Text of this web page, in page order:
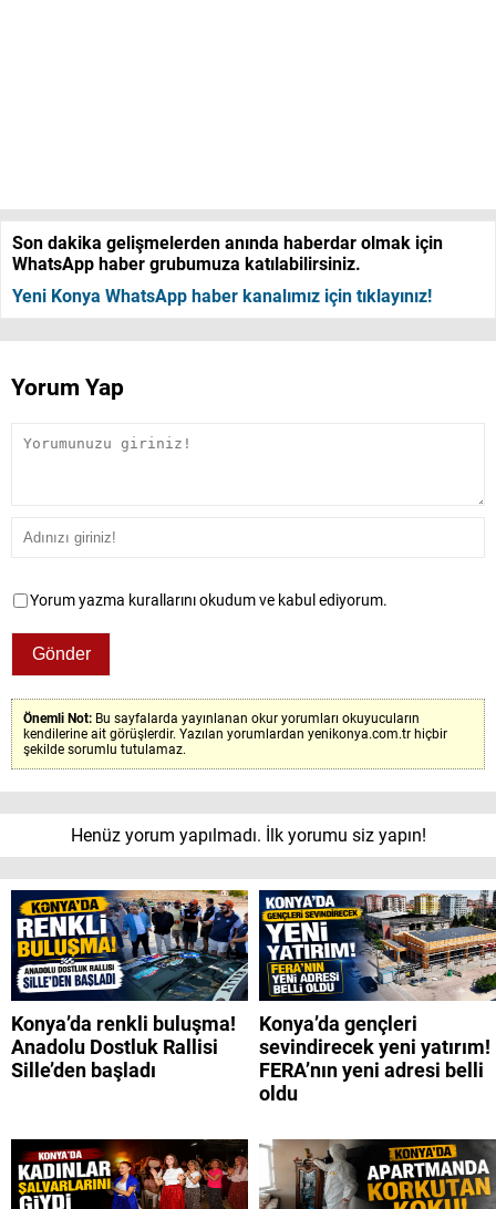
Son dakika gelişmelerden anında haberdar olmak için
WhatsApp haber grubumuza katılabilirsiniz.
Yeni Konya WhatsApp haber kanalımız için tıklayınız!
Yorum Yap
Yorum yazma kurallarını okudum ve kabul ediyorum.
Önemli Not: Bu sayfalarda yayınlanan okur yorumları okuyucuların
kendilerine ait görüşlerdir. Yazılan yorumlardan yenikonya.com.tr hiçbir
şekilde sorumlu tutulamaz.
Henüz yorum yapılmadı. İlk yorumu siz yapın!
Konya’da renkli buluşma!
Anadolu Dostluk Rallisi
Sille’den başladı
Konya’da gençleri
sevindirecek yeni yatırım!
FERA’nın yeni adresi belli
oldu